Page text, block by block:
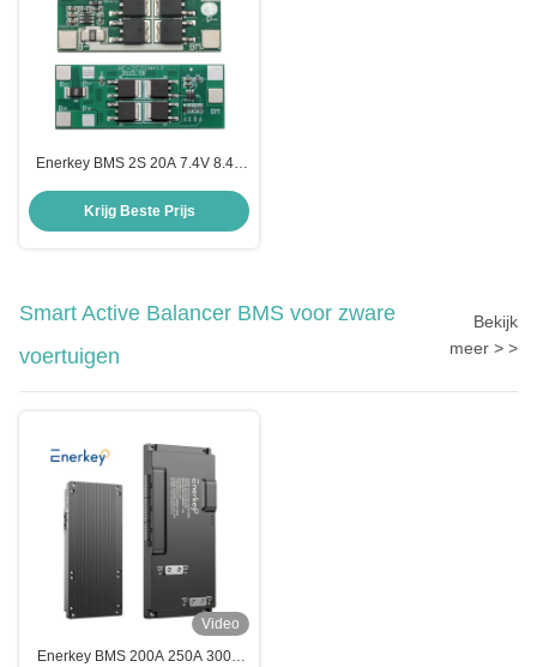
Enerkey BMS 2S 20A 7.4V 8.4V
Charger Protection Board voor
elektrische motorfiets
Krijg Beste Prijs
Smart Active Balancer BMS voor zware
voertuigen
Bekijk
meer > >
Video
Enerkey BMS 200A 250A 300A